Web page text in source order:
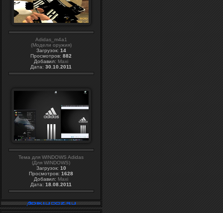
Adidas_m4a1
(Модели оружия)
Загрузок: 14
Просмотров: 882
Добавил: Maxi
Дата: 30.10.2011
Тема для WINDOWS Adidas
(Для WINDOWS)
Загрузок: 10
Просмотров: 1628
Добавил: Maxi
Дата: 18.08.2011